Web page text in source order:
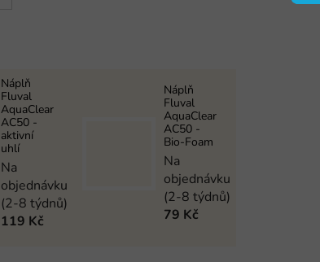
Náplň
Fluval
AquaClear
AC50 -
aktivní
uhlí
Na
objednávku
(2-8 týdnů)
119 Kč
Náplň
Fluval
AquaClear
AC50 -
Bio-Foam
Na
objednávku
(2-8 týdnů)
79 Kč